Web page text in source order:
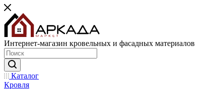
Интернет-магазин кровельных и фасадных материалов
Каталог
Кровля